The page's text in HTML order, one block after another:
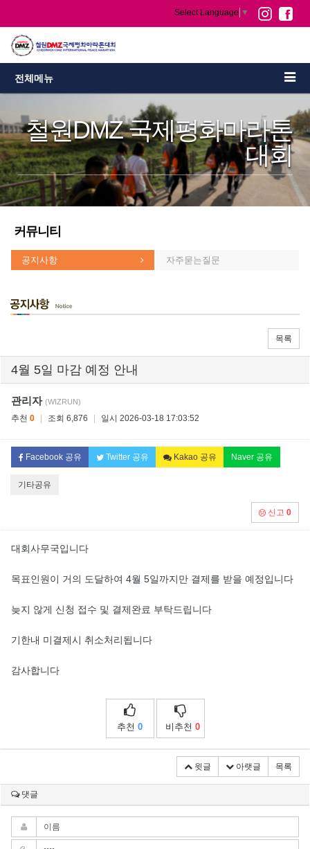
Select Language ▼
전체메뉴
철원DMZ 국제평화마라톤
대회
커뮤니티
공지사항 자주묻는질문
목록
4월 5일 마감 예정 안내
관리자 (WIZRUN)
추천 0 조회 6,876 일시 2026-03-18 17:03:52
Facebook 공유 Twitter 공유 Kakao 공유 Naver 공유
기타공유
신고 0
대회사무국입니다
목표인원이 거의 도달하여 4월 5일까지만 결제를 받을 예정입니다
늦지 않게 신청 접수 및 결제완료 부탁드립니다
기한내 미결제시 취소처리됩니다
감사합니다
추천 0 비추천 0
윗글 아랫글 목록
댓글